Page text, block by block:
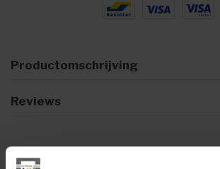
Productomschrijving
Reviews
Gerelateerde producten